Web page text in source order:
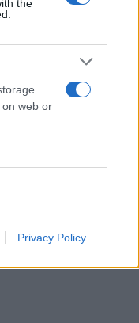
the
web or
Privacy Policy
της τη